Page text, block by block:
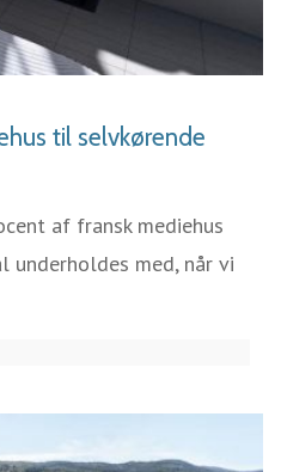
til selvkørende
af fransk mediehus
underholdes med, når vi